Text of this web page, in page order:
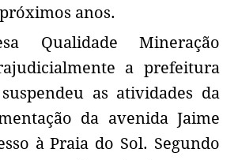
anos.
Qualidade Mineração
a prefeitura
as atividades da
da avenida Jaime
à Praia do Sol. Segundo